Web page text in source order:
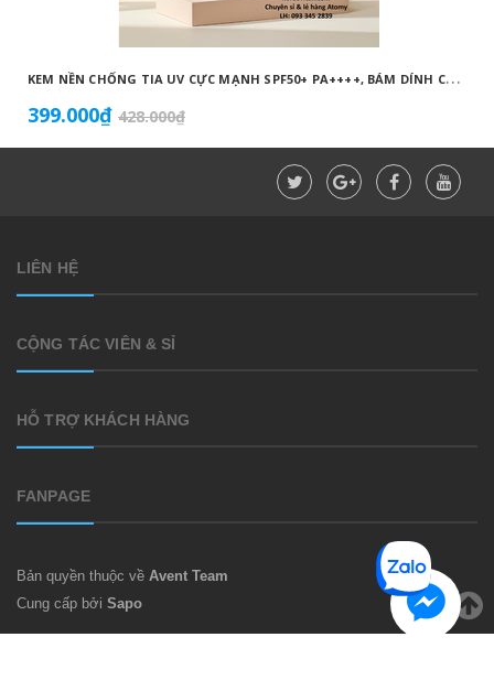
K
EM NỀN CHỐNG TIA UV CỰC MẠNH SPF50+ PA++++, BÁM DÍNH CAO, KHÔNG VÓN CỤC, DƯỠNG ẨM VÀ DƯỠNG TRẮNG DA HOÀN HẢO NO.23 (MÀU BEIGE) - ATOMY BB ABSOLUTE 23 - 애터미 앱솔루트 BB - АТОМИ АБСОЛЮТ BB №23
399.000₫ 428.000₫
LIÊN HỆ
CỘNG TÁC VIÊN & SỈ
HỖ TRỢ KHÁCH HÀNG
FANPAGE
Bản quyền thuộc về Avent Team
Cung cấp bởi Sapo